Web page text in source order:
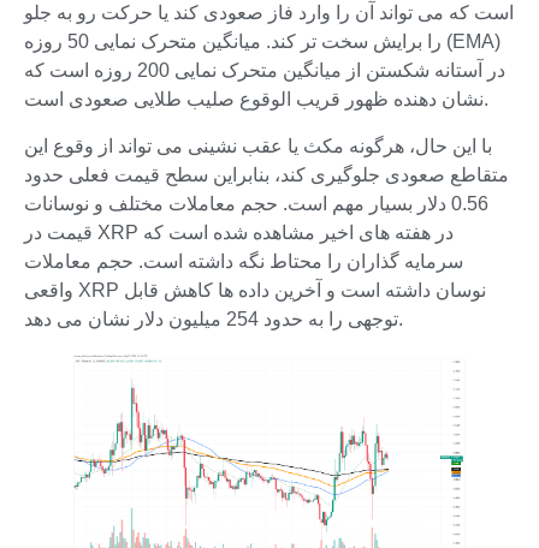
است که می تواند آن را وارد فاز صعودی کند یا حرکت رو به جلو
را برایش سخت تر کند. میانگین متحرک نمایی 50 روزه (EMA)
در آستانه شکستن از میانگین متحرک نمایی 200 روزه است که
نشان دهنده ظهور قریب الوقوع صلیب طلایی صعودی است.
با این حال، هرگونه مکث یا عقب نشینی می تواند از وقوع این
متقاطع صعودی جلوگیری کند، بنابراین سطح قیمت فعلی حدود
0.56 دلار بسیار مهم است. حجم معاملات مختلف و نوسانات
قیمت در XRP در هفته های اخیر مشاهده شده است که
سرمایه گذاران را محتاط نگه داشته است. حجم معاملات
واقعی XRP نوسان داشته است و آخرین داده ها کاهش قابل
توجهی را به حدود 254 میلیون دلار نشان می دهد.